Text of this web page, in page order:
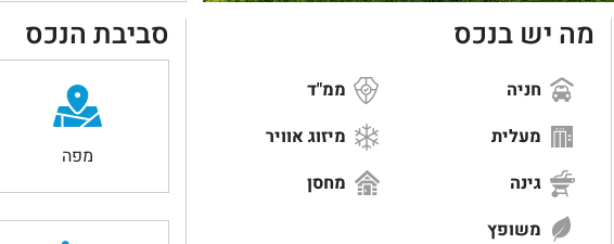
מה יש בנכס
חניה
ממ"ד
מעלית
מיזוג אוויר
גינה
מחסן
משופץ
סביבת הנכס
מפה